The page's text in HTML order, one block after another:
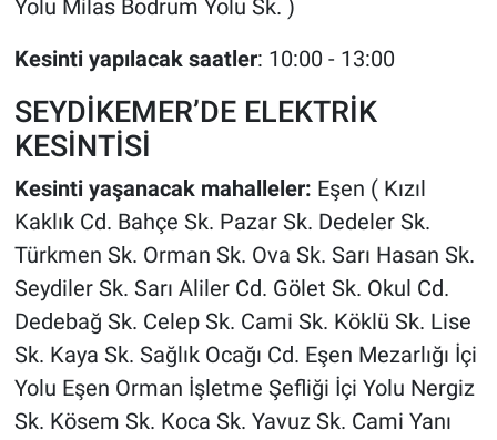
Yolu Milas Bodrum Yolu Sk. )
Kesinti yapılacak saatler: 10:00 - 13:00
SEYDİKEMER’DE ELEKTRİK
KESİNTİSİ
Kesinti yaşanacak mahalleler: Eşen ( Kızıl
Kaklık Cd. Bahçe Sk. Pazar Sk. Dedeler Sk.
Türkmen Sk. Orman Sk. Ova Sk. Sarı Hasan Sk.
Seydiler Sk. Sarı Aliler Cd. Gölet Sk. Okul Cd.
Dedebağ Sk. Celep Sk. Cami Sk. Köklü Sk. Lise
Sk. Kaya Sk. Sağlık Ocağı Cd. Eşen Mezarlığı İçi
Yolu Eşen Orman İşletme Şefliği İçi Yolu Nergiz
Sk. Kösem Sk. Koca Sk. Yavuz Sk. Cami Yanı